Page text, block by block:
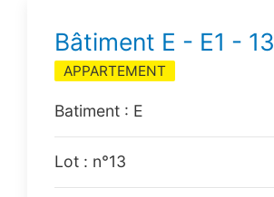
Bâtiment E - E1 - 13
APPARTEMENT
Batiment : E
Lot : n°13